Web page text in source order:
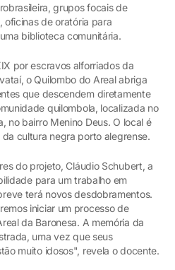
grupos focais de
oficinas de oratória para
biblioteca comunitária.
por escravos alforriados da
o Quilombo do Areal abriga
que descendem diretamente
quilombola, localizada no
no bairro Menino Deus. O local é
cultura negra porto alegrense.
do projeto, Cláudio Schubert, a
para um trabalho em
terá novos desdobramentos.
iniciar um processo de
da Baronesa. A memória da
uma vez que seus
muito idosos", revela o docente.